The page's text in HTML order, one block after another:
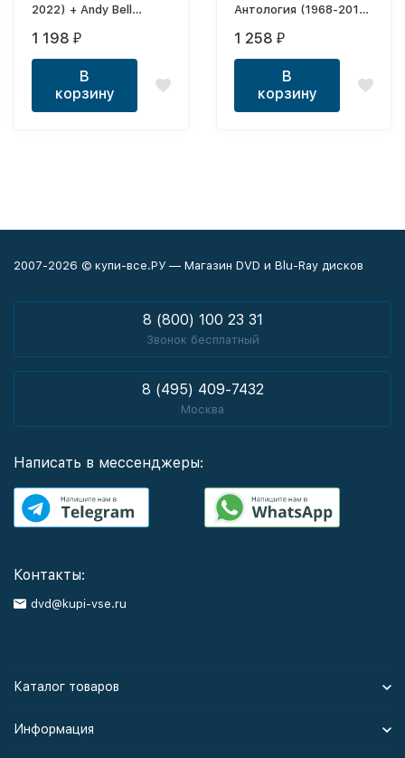
2022) + Andy Bell
Clarke (1983-2023)
(807 Треков)
1 198 ₽
В
корзину
Антология (1968-2019)
Bombers + Bob Young
(883 Трека)
1 258 ₽
В
корзину
2007-2026 © купи-все.РУ — Магазин DVD и Blu-Ray дисков
8 (800) 100 23 31
Звонок бесплатный
8 (495) 409-7432
Москва
Написать в мессенджеры:
Контакты:
dvd@kupi-vse.ru
Каталог товаров
Информация